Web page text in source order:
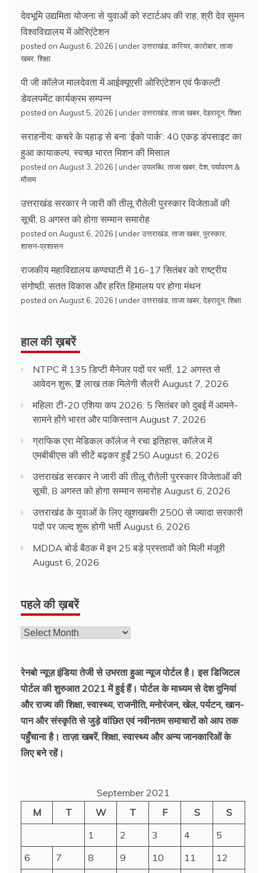
देवभूमि उद्यमिता योजना से युवाओं को स्टार्टअप की राह, श्री देव सुमन
विश्वविद्यालय में ओरिएंटेशन
posted on August 6, 2026 | underउत्तराखंड करियर कारोबार ताजा
खबर शिक्षा
पी जी कॉलेज मालदेवता में आईक्यूएसी ओरिएंटेशन एवं फैकल्टी
डेवलपमेंट कार्यक्रम सम्पन्न
posted on August 5, 2026 | underउत्तराखंड ताजा खबर देहरादून, शिक्षा
सराहनीय: कचरे के पहाड़ से बना ‘ईको पार्क’: 40 एकड़ डंपसाइट का
हुआ कायाकल्प, स्वच्छ भारत मिशन की मिसाल
posted on August 3, 2026 | underउपलब्धि ताजा खबर देश, पर्यावरण &
मौसम
उत्तराखंड सरकार ने जारी की तीलू रौतेली पुरस्कार विजेताओं की
सूची, 8 अगस्त को होगा सम्मान समारोह
posted on August 6, 2026 | underउत्तराखंड ताजा खबर पुरस्कार
शासन-प्रशासन
राजकीय महाविद्यालय कण्वघाटी में 16-17 सितंबर को राष्ट्रीय
संगोष्ठी, सतत विकास और हरित हिमालय पर होगा मंथन
posted on August 6, 2026 | underउत्तराखंड ताजा खबर देहरादून, शिक्षा
हाल की ख़बरें
NTPC में 135 डिप्टी मैनेजर पदों पर भर्ती, 12 अगस्त से
आवेदन शुरू, ₹2 लाख तक मिलेगी सैलरी August 7, 2026
महिला टी-20 एशिया कप 2026: 5 सितंबर को दुबई में आमने-
सामने होंगे भारत और पाकिस्तान August 7, 2026
ग्राफिक एरा मेडिकल कॉलेज ने रचा इतिहास, कॉलेज में
एमबीबीएस की सीटें बढ़कर हुईं 250 August 6, 2026
उत्तराखंड सरकार ने जारी की तीलू रौतेली पुरस्कार विजेताओं की
सूची, 8 अगस्त को होगा सम्मान समारोह August 6, 2026
उत्तराखंड के युवाओं के लिए खुशखबरी! 2500 से ज्यादा सरकारी
पदों पर जल्द शुरू होगी भर्ती August 6, 2026
MDDA बोर्ड बैठक में इन 25 बड़े प्रस्तावों को मिली मंजूरी
August 6, 2026
पहले की ख़बरें
रेनबो न्यूज़ इंडिया तेजी से उभरता हुआ न्‍यूज पोर्टल है। इस डिजिटल
पोर्टल की शुरुआत 2021 में हुई हैं। पोर्टल के माध्यम से देश दुनियां
और राज्य की शिक्षा, स्वास्थ्य, राजनीति, मनोरंजन, खेल, पर्यटन, खान-
पान और संस्कृति से जुड़े वांछित एवं नवीनतम समाचारों को आप तक
पहुँचाना है। ताज़ा खबरें, शिक्षा, स्वास्थ्य और अन्य जानकारिओं के
लिए बने रहें।
September 2021
M
T W T F S
S
1
2 3 4
5
6
7 8 9 10 11
12